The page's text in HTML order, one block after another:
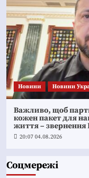
Новини Новини
Важливо, щоб
кожен пакет для
життя – звернення
20:07 04.08.2026
Соцмережі